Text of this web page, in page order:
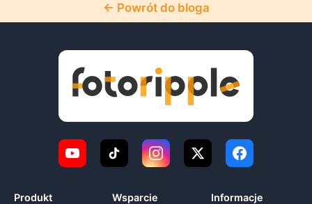
← Powrót do bloga
Produkt Wsparcie
Informacje